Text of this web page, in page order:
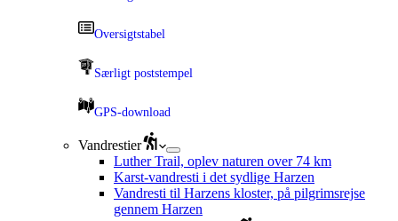
Oversigtstabel
Særligt poststempel
GPS-download
Vandrestier
Luther Trail, oplev naturen over 74 km
Karst-vandresti i det sydlige Harzen
Vandresti til Harzens kloster, på pilgrimsrejse
gennem Harzen